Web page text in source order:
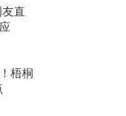
友直
梧桐